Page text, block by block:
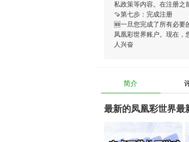
私政策等内容。在注册之
🍠第七步：完成注册
🆕一旦您完成了所有必要
凤凰彩世界账户。现在，
人兴奋
简介
最新的凤凰彩世界最